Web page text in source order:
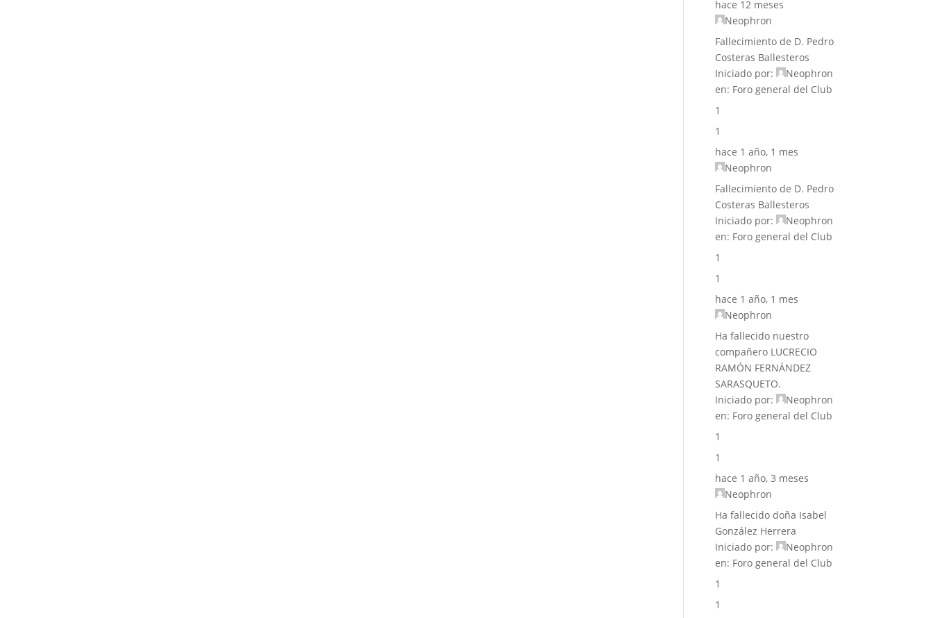
hace 12 meses
Neophron
Fallecimiento de D. Pedro
Costeras Ballesteros
Iniciado por:
Neophron
en: Foro general del Club
1
1
hace 1 año, 1 mes
Neophron
Fallecimiento de D. Pedro
Costeras Ballesteros
Iniciado por:
Neophron
en: Foro general del Club
1
1
hace 1 año, 1 mes
Neophron
Ha fallecido nuestro
compañero LUCRECIO
RAMÓN FERNÁNDEZ
SARASQUETO.
Iniciado por:
Neophron
en: Foro general del Club
1
1
hace 1 año, 3 meses
Neophron
Ha fallecido doña Isabel
González Herrera
Iniciado por:
Neophron
en: Foro general del Club
1
1